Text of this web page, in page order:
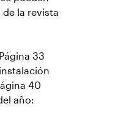
la revista
33
40
año: